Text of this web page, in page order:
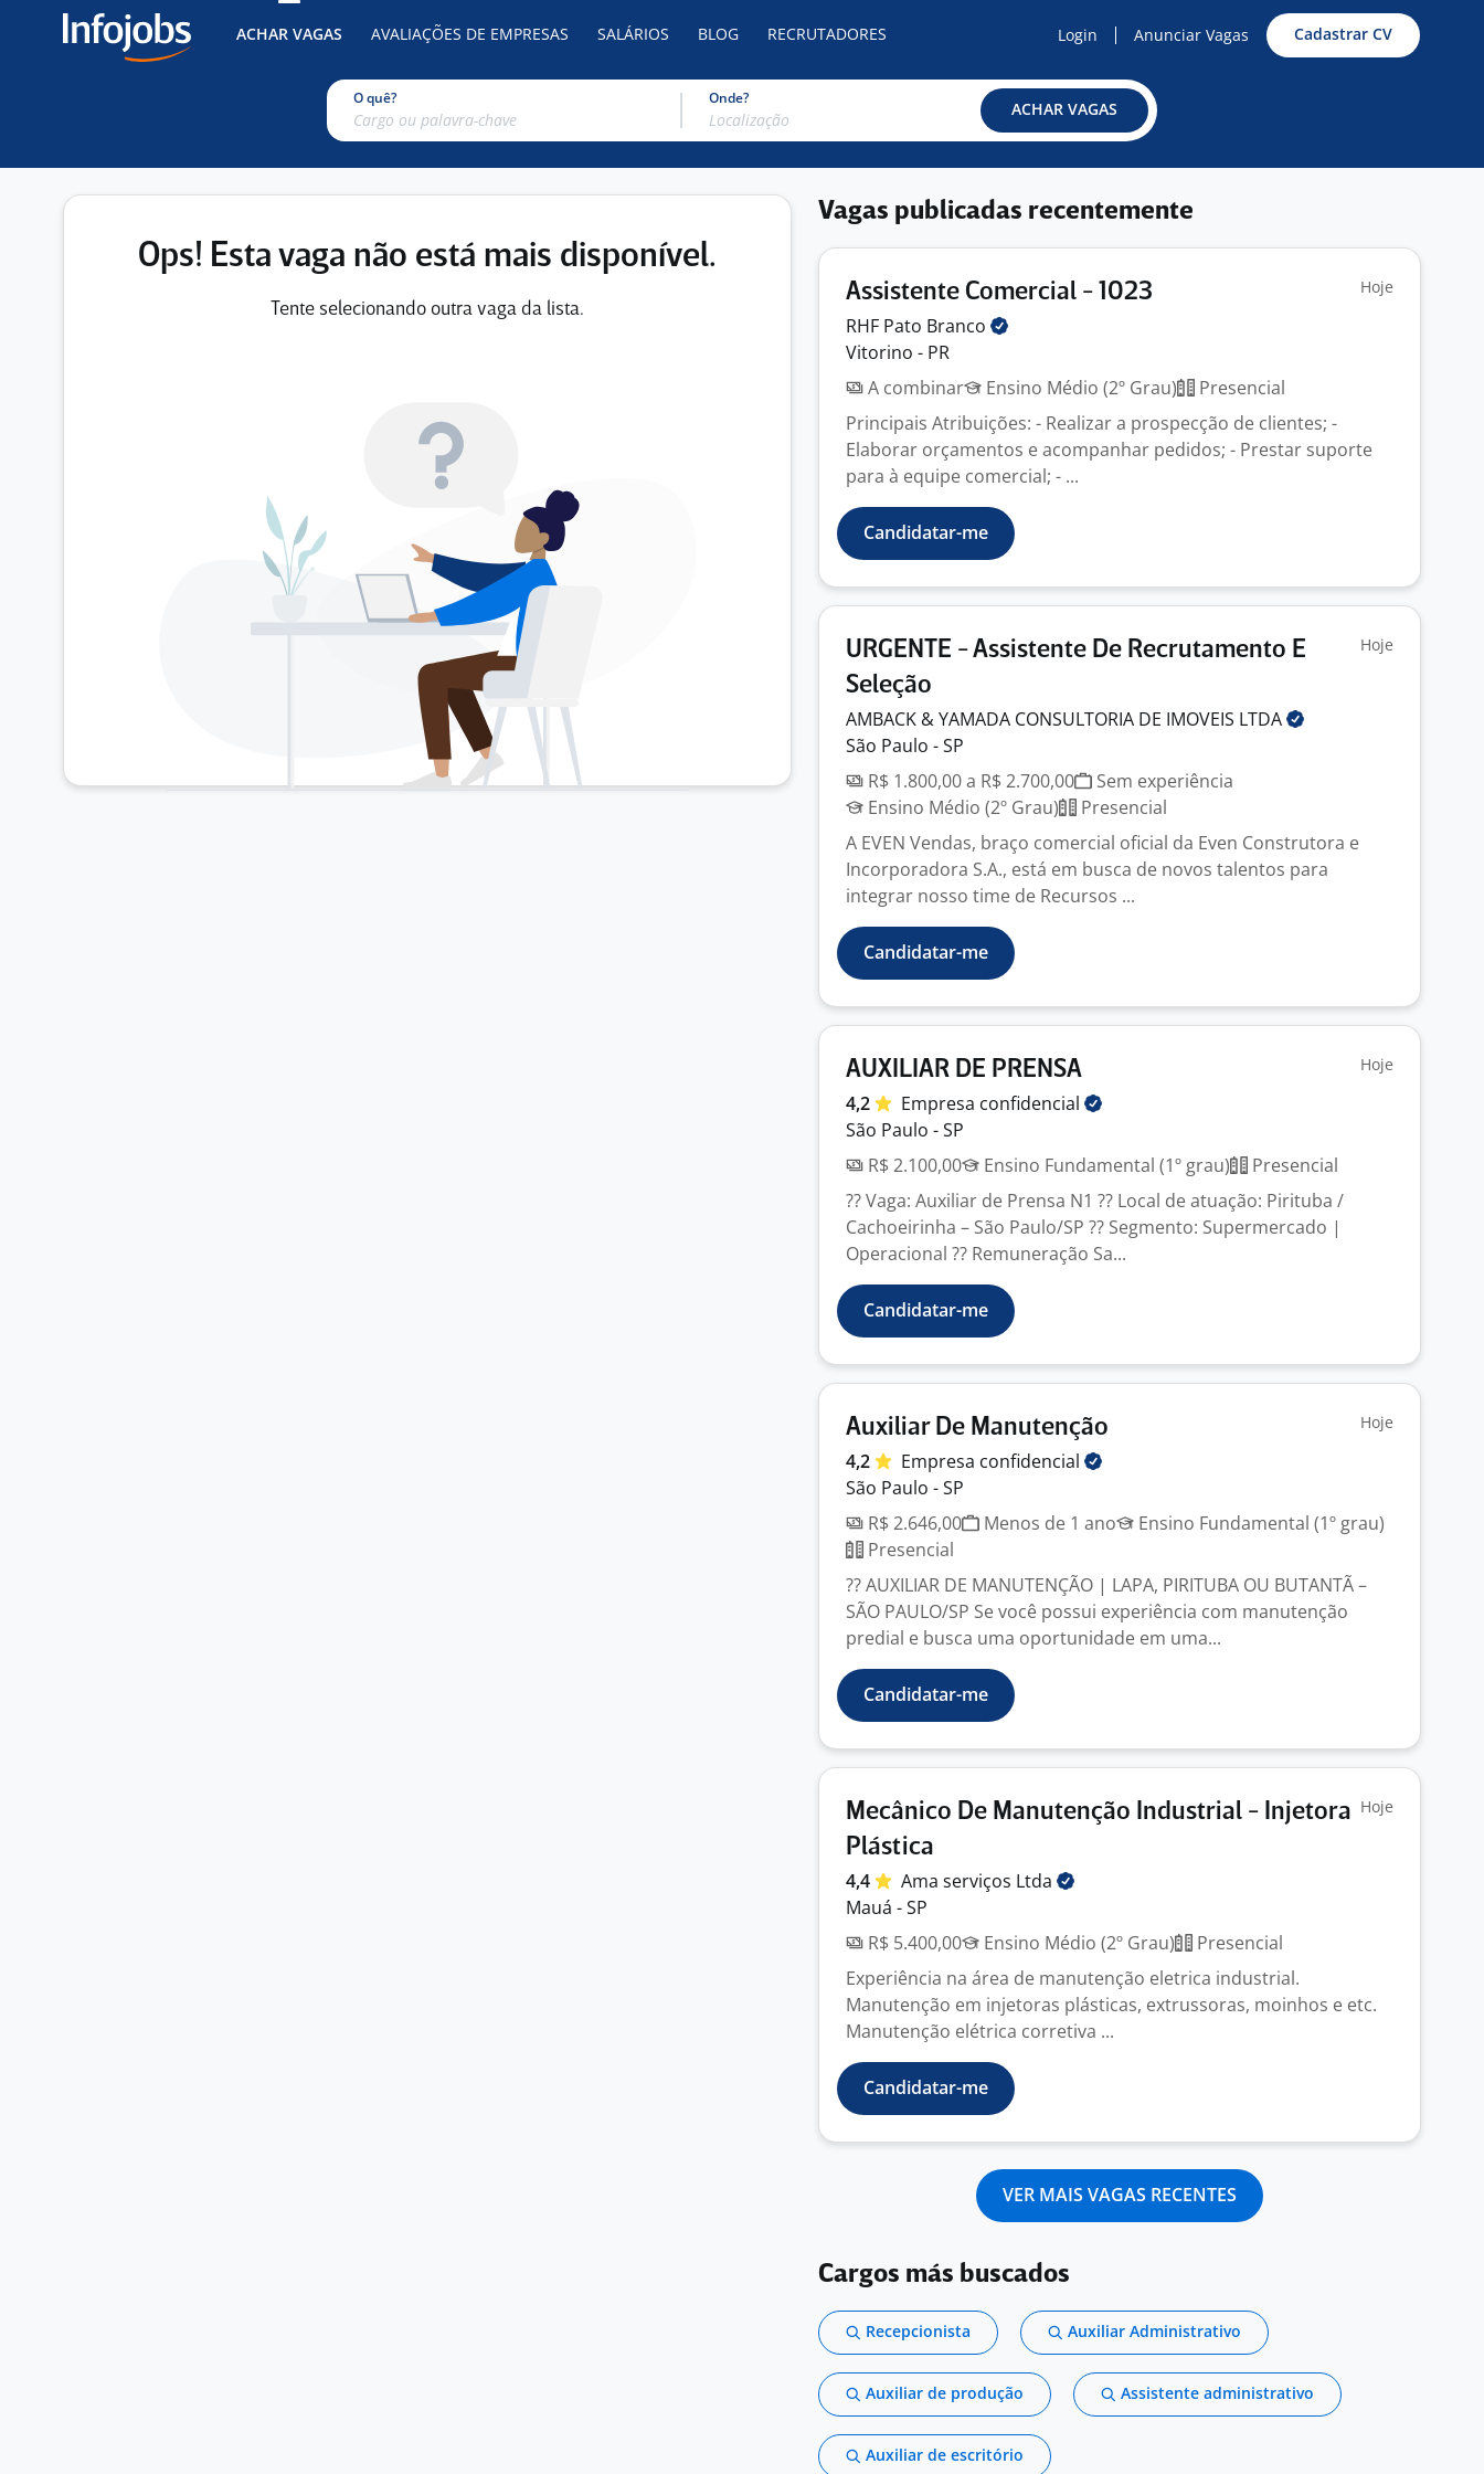
ACHAR VAGAS AVALIAÇÕES DE EMPRESAS SALÁRIOS BLOG RECRUTADORES Login Anunciar Vagas Cadastrar CV
O quê? Onde?
ACHAR VAGAS
Ops! Esta vaga não está mais disponível.
Tente selecionando outra vaga da lista.
Vagas publicadas recentemente
Assistente Comercial - 1023 Hoje
RHF Pato Branco
Vitorino - PR
A combinar
Ensino Médio (2º Grau)
Presencial
Principais Atribuições: - Realizar a prospecção de clientes; -
Elaborar orçamentos e acompanhar pedidos; - Prestar suporte
para à equipe comercial; - ...
Candidatar-me
URGENTE - Assistente De Recrutamento E
Seleção
Hoje
AMBACK & YAMADA CONSULTORIA DE IMOVEIS LTDA
São Paulo - SP
R$ 1.800,00 a R$ 2.700,00
Sem experiência
Ensino Médio (2º Grau)
Presencial
A EVEN Vendas, braço comercial oficial da Even Construtora e
Incorporadora S.A., está em busca de novos talentos para
integrar nosso time de Recursos ...
Candidatar-me
AUXILIAR DE PRENSA Hoje
4,2 Empresa confidencial
São Paulo - SP
R$ 2.100,00
Ensino Fundamental (1º grau)
Presencial
?? Vaga: Auxiliar de Prensa N1 ?? Local de atuação: Pirituba /
Cachoeirinha – São Paulo/SP ?? Segmento: Supermercado |
Operacional ?? Remuneração Sa...
Candidatar-me
Auxiliar De Manutenção Hoje
4,2 Empresa confidencial
São Paulo - SP
R$ 2.646,00
Menos de 1 ano
Ensino Fundamental (1º grau)
Presencial
?? AUXILIAR DE MANUTENÇÃO | LAPA, PIRITUBA OU BUTANTÃ –
SÃO PAULO/SP Se você possui experiência com manutenção
predial e busca uma oportunidade em uma...
Candidatar-me
Mecânico De Manutenção Industrial - Injetora
Plástica
Hoje
4,4 Ama serviços Ltda
Mauá - SP
R$ 5.400,00
Ensino Médio (2º Grau)
Presencial
Experiência na área de manutenção eletrica industrial.
Manutenção em injetoras plásticas, extrussoras, moinhos e etc.
Manutenção elétrica corretiva ...
Candidatar-me
VER MAIS VAGAS RECENTES
Cargos más buscados
Recepcionista Auxiliar Administrativo
Auxiliar de produção Assistente administrativo
Auxiliar de escritório